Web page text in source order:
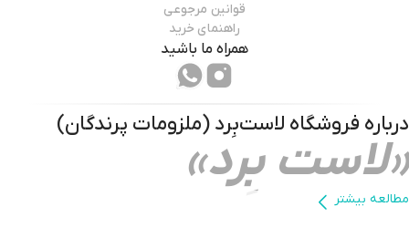
قوانین مرجوعی
راهنمای خرید
همراه ما باشید
درباره فروشگاه لاست‌بِرد (ملزومات پرندگان)
«لاست بِرد»
مطالعه بیشتر